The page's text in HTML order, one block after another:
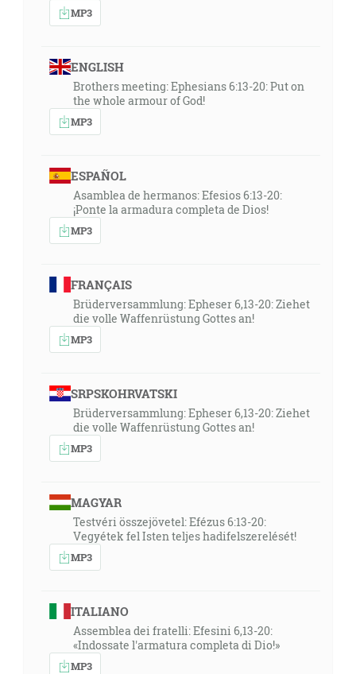
MP3
ENGLISH
Brothers meeting: Ephesians 6:13-20: Put on
the whole armour of God!
MP3
ESPAÑOL
Asamblea de hermanos: Efesios 6:13-20:
¡Ponte la armadura completa de Dios!
MP3
FRANÇAIS
Brüderversammlung: Epheser 6,13-20: Ziehet
die volle Waffenrüstung Gottes an!
MP3
SRPSKOHRVATSKI
Brüderversammlung: Epheser 6,13-20: Ziehet
die volle Waffenrüstung Gottes an!
MP3
MAGYAR
Testvéri összejövetel: Efézus 6:13-20:
Vegyétek fel Isten teljes hadifelszerelését!
MP3
ITALIANO
Assemblea dei fratelli: Efesini 6,13-20:
«Indossate l'armatura completa di Dio!»
MP3